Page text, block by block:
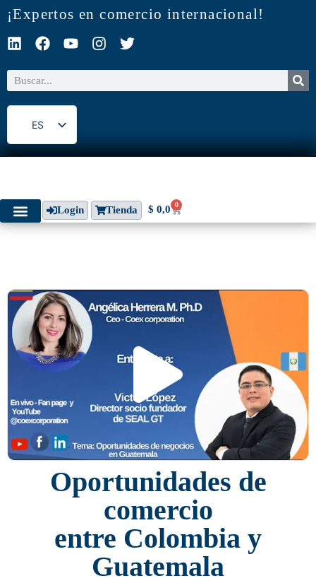
¡Expertos en comercio internacional!
ES
EN
Login Tienda $ 0,0 0
Oportunidades de
comercio
entre Colombia y
Guatemala